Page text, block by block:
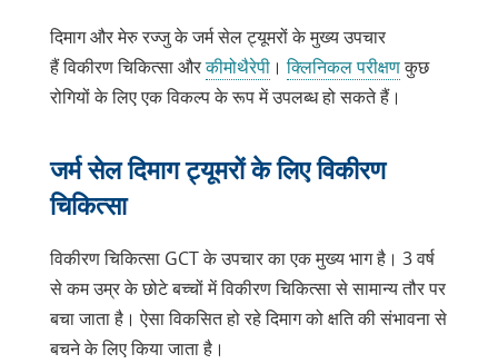
दिमाग और मेरु रज्जु के जर्म सेल ट्यूमरों के मुख्य उपचार
हैं विकीरण चिकित्सा औरकीमोथैरेपी।क्लिनिकल परीक्षणकुछ
रोगियों के लिए एक विकल्प के रूप में उपलब्ध हो सकते हैं।
जर्म सेल दिमाग ट्यूमरों के लिए विकीरण
चिकित्सा
विकीरण चिकित्सा GCT के उपचार का एक मुख्य भाग है। 3 वर्ष
से कम उम्र के छोटे बच्चों में विकीरण चिकित्सा से सामान्य तौर पर
बचा जाता है। ऐसा विकसित हो रहे दिमाग को क्षति की संभावना से
बचने के लिए किया जाता है।